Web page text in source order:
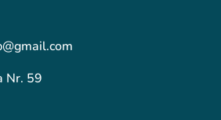
Nr. 59